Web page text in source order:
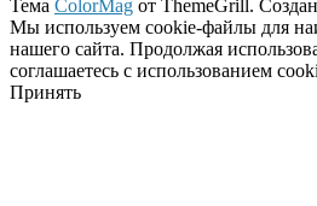
Тема ColorMag от ThemeGrill.
Мы используем cookie-файлы для
нашего сайта. Продолжая
соглашаетесь с использованием
Принять